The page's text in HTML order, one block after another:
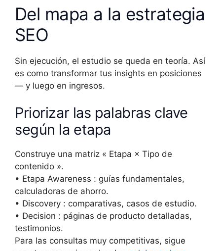
Del mapa a la estrategia
SEO
Sin ejecución, el estudio se queda en teoría. Así
es como transformar tus insights en posiciones
— y luego en ingresos.
Priorizar las palabras clave
según la etapa
Construye una matriz « Etapa × Tipo de
contenido ».
• Etapa Awareness : guías fundamentales,
calculadoras de ahorro.
• Discovery : comparativas, casos de estudio.
• Decision : páginas de producto detalladas,
testimonios.
Para las consultas muy competitivas, sigue